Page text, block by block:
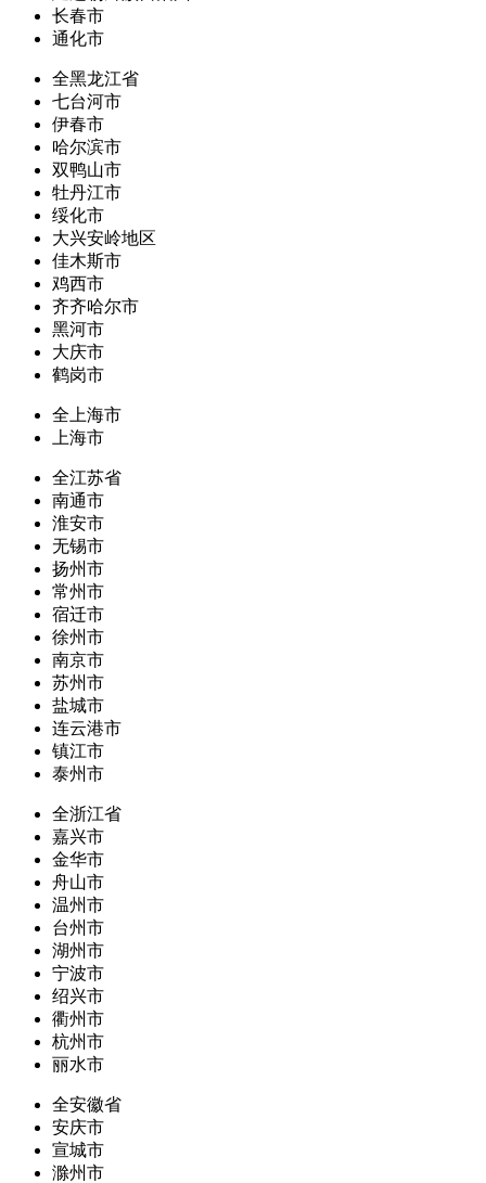
长春市
通化市
全黑龙江省
七台河市
伊春市
哈尔滨市
双鸭山市
牡丹江市
绥化市
大兴安岭地区
佳木斯市
鸡西市
齐齐哈尔市
黑河市
大庆市
鹤岗市
全上海市
上海市
全江苏省
南通市
淮安市
无锡市
扬州市
常州市
宿迁市
徐州市
南京市
苏州市
盐城市
连云港市
镇江市
泰州市
全浙江省
嘉兴市
金华市
舟山市
温州市
台州市
湖州市
宁波市
绍兴市
衢州市
杭州市
丽水市
全安徽省
安庆市
宣城市
滁州市